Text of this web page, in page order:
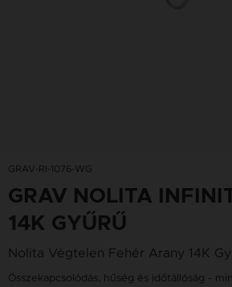
GRAV-RI-1076-WG
GRAV NOLITA
14K GYŰRŰ
Nolita Végtelen Fehér Arany 14K
Összekapcsolódás, hűség és időtállóság -